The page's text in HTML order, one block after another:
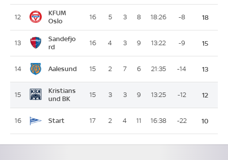
12
KFUM
Oslo
16 5 3 8 18:26 -8 18
13
Sandefjo
rd
16 4 3 9 13:22 -9 15
14 Aalesund 15 2 7 6 21:35 -14 13
15
Kristians
und BK
15 3 3 9 13:25 -12 12
16 Start 17 2 4 11 16:38 -22 10